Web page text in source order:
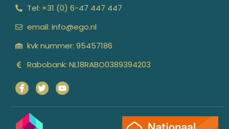
Tel: +31 (0) 6-47 447 447
email: info@ego.nl
kvk nummer: 95457186
Rabobank: NL18RABO0389394203